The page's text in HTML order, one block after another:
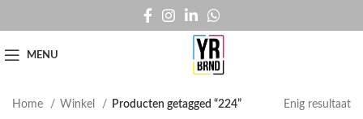
MENU
Home Winkel Producten getagged “224” Enig resultaat